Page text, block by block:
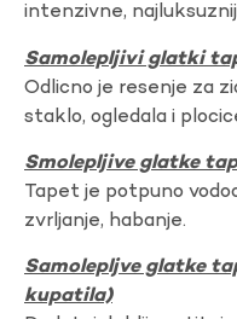
intenzivne,
Samolepljivi glatki
Odlicno je resenje za
staklo, ogledala i
Smolepljive glatke
Tapet je potpuno
zvrljanje, habanje.
Samolepljve glatke
kupatila)